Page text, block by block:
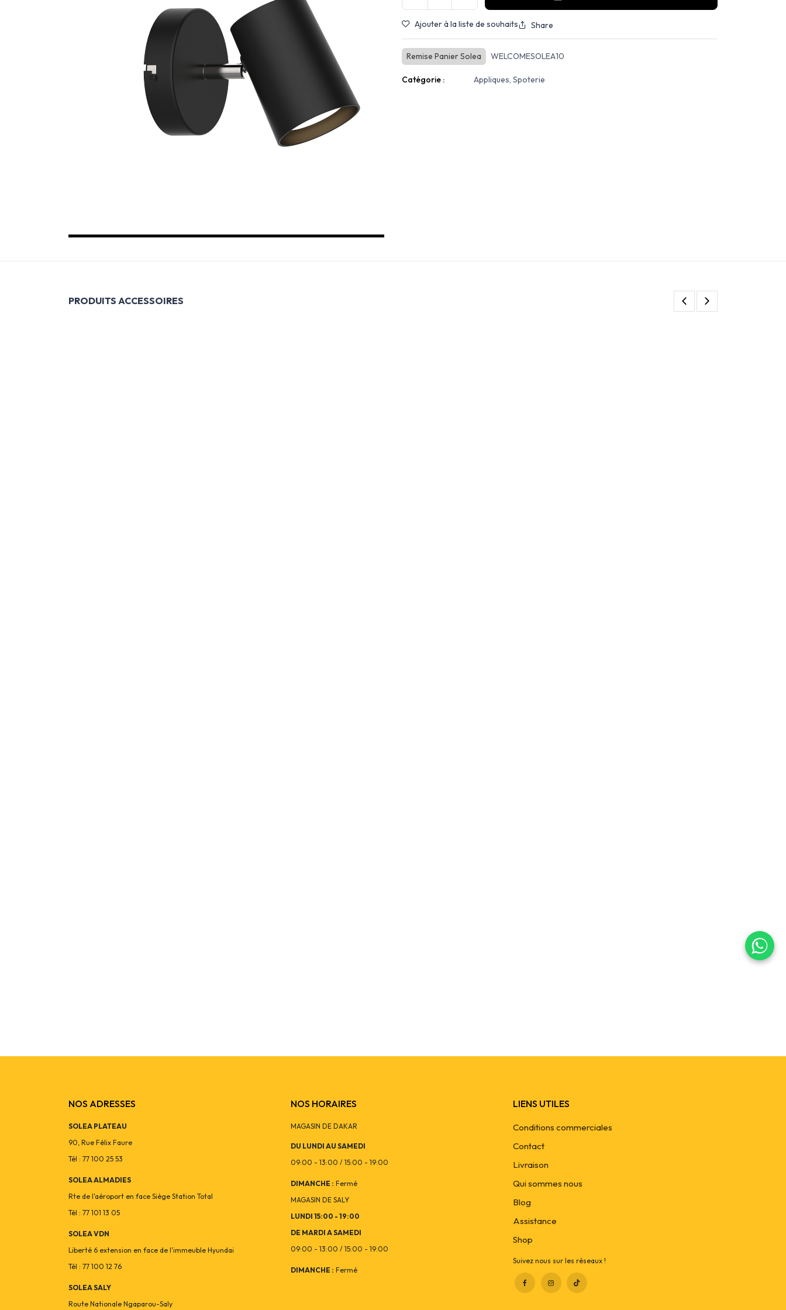
Ajouter à la liste de souhaits Share
Remise Panier Solea WELCOMESOLEA10
Catégorie : Appliques, Spoterie
PRODUITS ACCESSOIRES
NOS ADRESSES
SOLEA PLATEAU
90, Rue Félix Faure
Tél : 77 100 25 53
SOLEA ALMADIES
Rte de l'aéroport en face Siège Station Total
Tél : 77 101 13 05
SOLEA VDN
Liberté 6 extension en face de l'immeuble Hyundai
Tél : 77 100 12 76
SOLEA SALY
Route Nationale Ngaparou-Saly
NOS HORAIRES
MAGASIN DE DAKAR
DU LUNDI AU SAMEDI
09:00 - 13:00 / 15:00 - 19:00
DIMANCHE : Fermé
MAGASIN DE SALY
LUNDI 15:00 - 19:00
DE MARDI A SAMEDI
09:00 - 13:00 / 15:00 - 19:00
DIMANCHE : Fermé
LIENS UTILES
Conditions commerciales
Contact
Livraison
Qui sommes nous
Blog
Assistance
Shop
Suivez nous sur les réseaux !